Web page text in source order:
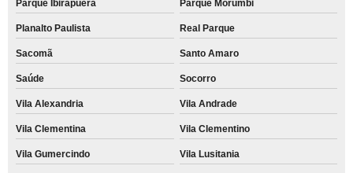
Parque Ibirapuera Parque Morumbi
Planalto Paulista Real Parque
Sacomã Santo Amaro
Saúde Socorro
Vila Alexandria Vila Andrade
Vila Clementina Vila Clementino
Vila Gumercindo Vila Lusitania